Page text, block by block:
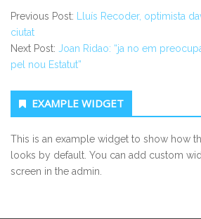
Previous Post:
Lluís Recoder, optimista
ciutat
Next Post: Joan Ridao: “ja no em
pel nou Estatut”
Secondary Sidebar
EXAMPLE WIDGET
This is an example widget to show how
looks by default. You can add custom
screen in the admin.